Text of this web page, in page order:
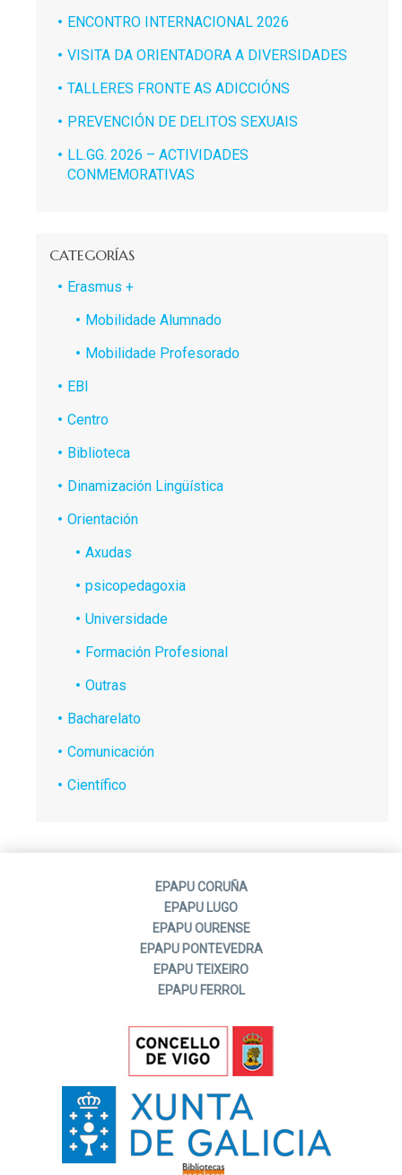
ENCONTRO INTERNACIONAL 2026
VISITA DA ORIENTADORA A DIVERSIDADES
TALLERES FRONTE AS ADICCIÓNS
PREVENCIÓN DE DELITOS SEXUAIS
LL.GG. 2026 – ACTIVIDADES
CONMEMORATIVAS
CATEGORÍAS
Erasmus +
Mobilidade Alumnado
Mobilidade Profesorado
EBI
Centro
Biblioteca
Dinamización Lingüística
Orientación
Axudas
psicopedagoxia
Universidade
Formación Profesional
Outras
Bacharelato
Comunicación
Científico
EPAPU CORUÑA
EPAPU LUGO
EPAPU OURENSE
EPAPU PONTEVEDRA
EPAPU TEIXEIRO
EPAPU FERROL